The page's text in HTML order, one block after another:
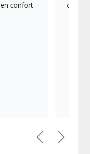
confort
PrécédentSuivant